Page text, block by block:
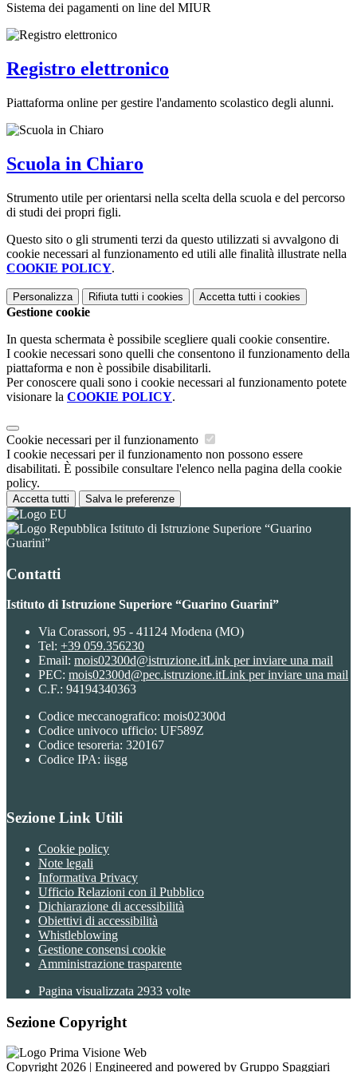
Sistema dei pagamenti on line del MIUR
Registro elettronico
Piattaforma online per gestire l'andamento scolastico degli alunni.
Scuola in Chiaro
Strumento utile per orientarsi nella scelta della scuola e del percorso
di studi dei propri figli.
Questo sito o gli strumenti terzi da questo utilizzati si avvalgono di
cookie necessari al funzionamento ed utili alle finalità illustrate nella
COOKIE POLICY.
Personalizza Rifiuta tutti i cookies Accetta tutti i cookies
Gestione cookie
In questa schermata è possibile scegliere quali cookie consentire.
I cookie necessari sono quelli che consentono il funzionamento della
piattaforma e non è possibile disabilitarli.
Per conoscere quali sono i cookie necessari al funzionamento potete
visionare la COOKIE POLICY.
Cookie necessari per il funzionamento
I cookie necessari per il funzionamento non possono essere
disabilitati. È possibile consultare l'elenco nella pagina della cookie
policy.
Accetta tutti Salva le preferenze
Istituto di Istruzione Superiore “Guarino
Guarini”
Contatti
Istituto di Istruzione Superiore “Guarino Guarini”
Via Corassori, 95 - 41124 Modena (MO)
Tel: +39 059.356230
Email: mois02300d@istruzione.itLink per inviare una mail
PEC: mois02300d@pec.istruzione.itLink per inviare una mail
C.F.: 94194340363
Codice meccanografico: mois02300d
Codice univoco ufficio: UF589Z
Codice tesoreria: 320167
Codice IPA: iisgg
Sezione Link Utili
Cookie policy
Note legali
Informativa Privacy
Ufficio Relazioni con il Pubblico
Dichiarazione di accessibilità
Obiettivi di accessibilità
Whistleblowing
Gestione consensi cookie
Amministrazione trasparente
Pagina visualizzata 2933 volte
Sezione Copyright
Copyright 2026 | Engineered and powered by Gruppo Spaggiari